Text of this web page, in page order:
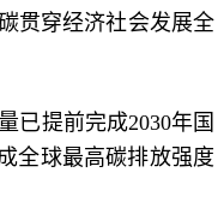
贯穿经济社会发展全
已提前完成2030年国
全球最高碳排放强度